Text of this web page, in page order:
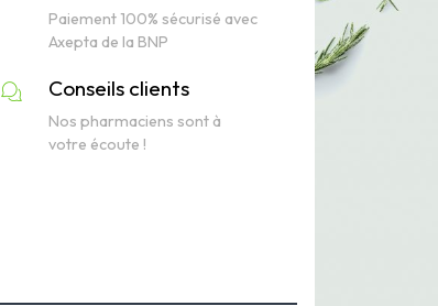
Paiement 100% sécurisé avec
Axepta de la BNP
Conseils clients
Nos pharmaciens sont à
votre écoute !